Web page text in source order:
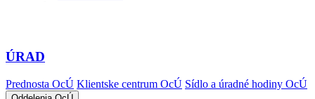
ÚRAD
Prednosta OcÚ Klientske centrum OcÚ Sídlo a úradné hodiny OcÚ